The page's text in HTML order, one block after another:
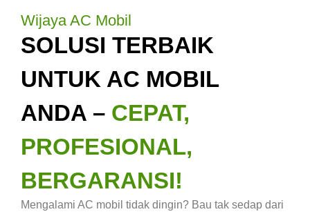
Wijaya AC Mobil
SOLUSI TERBAIK
UNTUK AC MOBIL
ANDA – CEPAT,
PROFESIONAL,
BERGARANSI!
Mengalami AC mobil tidak dingin? Bau tak sedap dari